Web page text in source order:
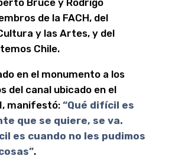
Bruce y Rodrigo
de la FACH, del
y las Artes, y del
Chile.
en el monumento a los
del canal ubicado en el
manifestó: “Qué difícil es
que se quiere, se va.
es cuando no les pudimos
.